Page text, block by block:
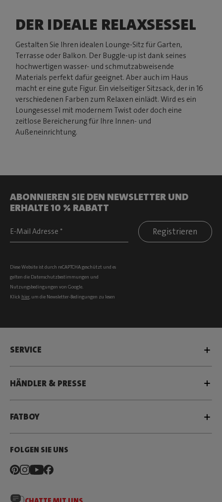
DER IDEALE RELAXSESSEL
Gestalten Sie Ihren idealen Lounge-Sitz für Garten,
Terrasse oder Balkon. Der Buggle-up ist dank seines
hochwertigen wasser- und schmutzabweisende
Materials perfekt dafür geeignet. Aber auch im Haus
macht er eine gute Figur. Ein vielseitiger Sitzsack, der in 16
verschiedenen Farben zum Relaxen einlädt. Wird es ein
Loungesessel mit modernem Twist oder doch eine
zeitlose Bereicherung für Ihre Innen- und
Außeneinrichtung.
ABONNIEREN SIE DEN NEWSLETTER UND
ERHALTE 10 % RABATT
Registrieren
Diese Website ist durch reCAPTCHA geschützt und es
gelten die Datenschutzbestimmungen und
Nutzungsbedingungen von Google.
Klick hier, um die Newsletter-Bedingungen zu lesen
SERVICE
HÄNDLER & PRESSE
FATBOY
FOLGEN SIE UNS